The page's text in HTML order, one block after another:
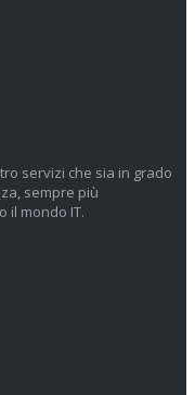
servizi che sia in grado
sempre più
il mondo IT.